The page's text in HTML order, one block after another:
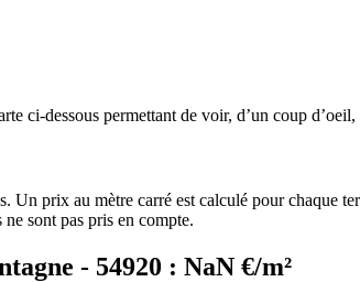
ci-dessous permettant de voir, d’un coup
Un prix au mètre carré est calculé pour chaque
sont pas pris en compte.
- 54920 : NaN €/m²